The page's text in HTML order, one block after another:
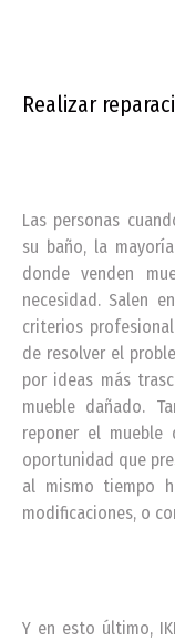
Realizar
Las personas
su baño, la
donde venden
necesidad. Salen
criterios
de resolver el
por ideas más
mueble dañado.
reponer el mueble
oportunidad que
al mismo tiempo
modificaciones, o
Y en esto último,